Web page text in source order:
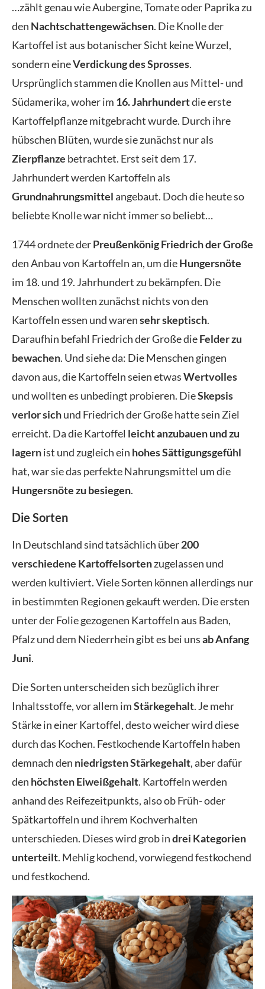
…zählt genau wie Aubergine, Tomate oder Paprika zu
den Nachtschattengewächsen. Die Knolle der
Kartoffel ist aus botanischer Sicht keine Wurzel,
sondern eineVerdickung des Sprosses.
Ursprünglich stammen die Knollen aus Mittel- und
Südamerika, woher im 16. Jahrhundertdie erste
Kartoffelpflanze mitgebracht wurde. Durch ihre
hübschen Blüten, wurde sie zunächst nur als
Zierpflanze betrachtet. Erst seit dem 17.
Jahrhundert werden Kartoffeln als
Grundnahrungsmittelangebaut. Doch die heute so
beliebte Knolle war nicht immer so beliebt…
1744 ordnete derPreußenkönig Friedrich der Große
den Anbau von Kartoffeln an, um dieHungersnöte
im 18. und 19. Jahrhundert zu bekämpfen. Die
Menschen wollten zunächst nichts von den
Kartoffeln essen und warensehr skeptisch.
Daraufhin befahl Friedrich der Große dieFelder zu
bewachen. Und siehe da: Die Menschen gingen
davon aus, die Kartoffeln seien etwasWertvolles
und wollten es unbedingt probieren. DieSkepsis
verlor sichund Friedrich der Große hatte sein Ziel
erreicht. Da die Kartoffel leicht anzubauen und zu
lagernist und zugleich ein hohes Sättigungsgefühl
hat, war sie das perfekte Nahrungsmittel um die
Hungersnöte zu besiegen.
Die Sorten
In Deutschland sind tatsächlich über200
verschiedene Kartoffelsortenzugelassen und
werden kultiviert. Viele Sorten können allerdings nur
in bestimmten Regionen gekauft werden. Die ersten
unter der Folie gezogenen Kartoffeln aus Baden,
Pfalz und dem Niederrhein gibt es bei unsab Anfang
Juni.
Die Sorten unterscheiden sich bezüglich ihrer
Inhaltsstoffe, vor allem imStärkegehalt. Je mehr
Stärke in einer Kartoffel, desto weicher wird diese
durch das Kochen. Festkochende Kartoffeln haben
demnach den niedrigsten Stärkegehalt, aber dafür
den höchsten Eiweißgehalt. Kartoffeln werden
anhand des Reifezeitpunkts, also ob Früh- oder
Spätkartoffeln und ihrem Kochverhalten
unterschieden. Dieses wird grob indrei Kategorien
unterteilt. Mehlig kochend, vorwiegend festkochend
und festkochend.